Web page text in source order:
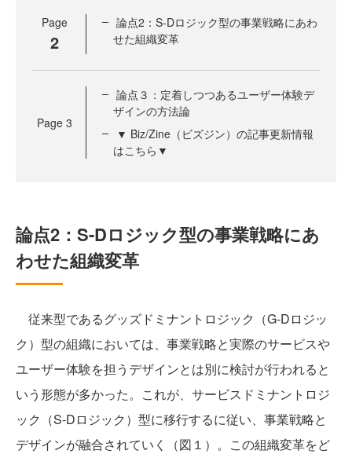
Page
2
論点2：S-Dロジック型の事業戦略にあわ
せた組織変革
Page 3
論点３：定着しつつあるユーザー体験デ
ザインの方法論
▼ Biz/Zine（ビズジン）の記事更新情報
はこちら▼
論点2：S-Dロジック型の事業戦略にあ
わせた組織変革
従来型であるグッズドミナントロジック（G-Dロジッ
ク）型の組織においては、事業戦略と実際のサービスや
ユーザー体験を担うデザインとは別に検討が行われると
いう形態が多かった。これが、サービスドミナントロジ
ック（S-Dロジック）型に移行するに従い、事業戦略と
デザインが融合されていく（図１）。この組織変革をど